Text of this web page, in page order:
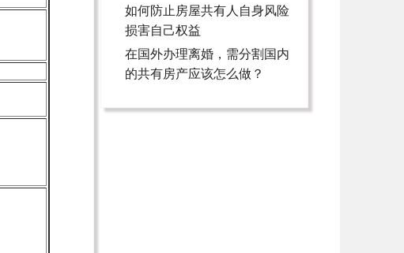
如何防止房屋共有人自身风险
损害自己权益
在国外办理离婚，需分割国内
的共有房产应该怎么做？